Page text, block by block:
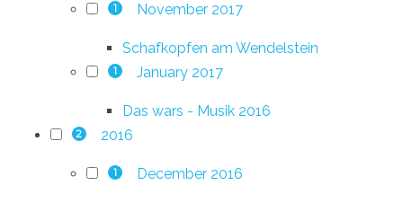
1 November 2017
Schafkopfen am Wendelstein
1 January 2017
Das wars - Musik 2016
2 2016
1 December 2016